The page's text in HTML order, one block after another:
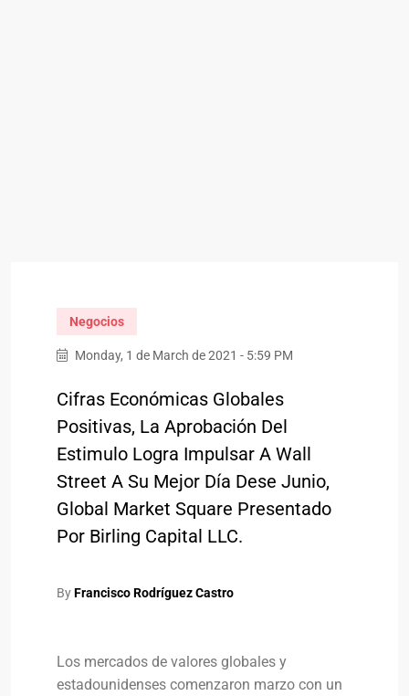
Negocios
Monday, 1 de March de 2021 - 5:59 PM
Cifras Económicas Globales
Positivas, La Aprobación Del
Estimulo Logra Impulsar A Wall
Street A Su Mejor Día Dese Junio,
Global Market Square Presentado
Por Birling Capital LLC.
ByFrancisco Rodríguez Castro
Los mercados de valores globales y
estadounidenses comenzaron marzo con un